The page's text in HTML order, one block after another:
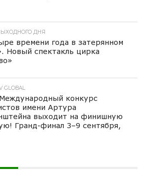
ДНЯ
времени года в затерянном
Новый спектакль цирка
GLOBAL
конкурс
имени Артура
выходит на финишную
Гранд-финал 3–9 сентября,